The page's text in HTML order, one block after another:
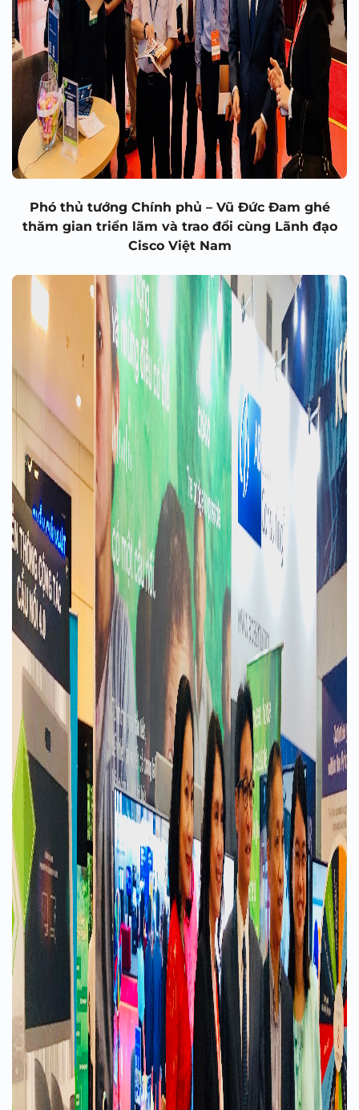
Phó thủ tướng Chính phủ – Vũ Đức Đam ghé
thăm gian triển lãm và trao đổi cùng Lãnh đạo
Cisco Việt Nam